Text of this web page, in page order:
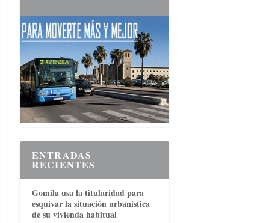
ENTRADAS
RECIENTES
Gomila usa la titularidad para
esquivar la situación urbanística
de su vivienda habitual